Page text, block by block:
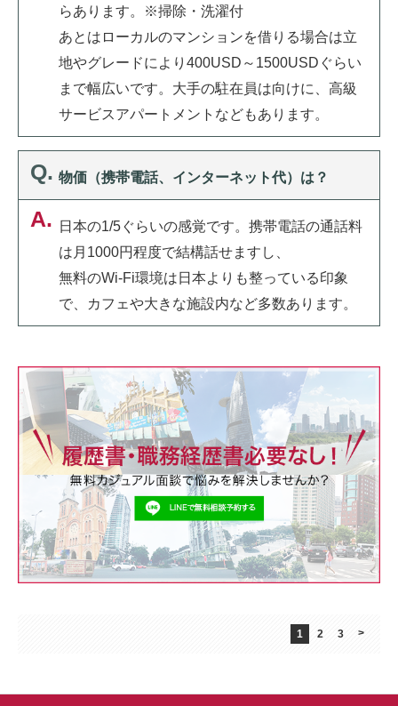
らあります。※掃除・洗濯付
あとはローカルのマンションを借りる場合は立
地やグレードにより400USD～1500USDぐらい
まで幅広いです。大手の駐在員は向けに、高級
サービスアパートメントなどもあります。
物価（携帯電話、インターネット代）は？
日本の1/5ぐらいの感覚です。携帯電話の通話料
は月1000円程度で結構話せますし、
無料のWi-Fi環境は日本よりも整っている印象
で、カフェや大きな施設内など多数あります。
1 2 3 >